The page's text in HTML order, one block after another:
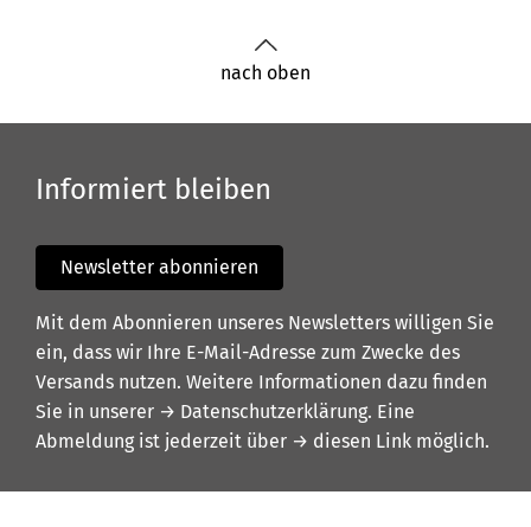
nach oben
Informiert bleiben
Newsletter abonnieren
Mit dem Abonnieren unseres Newsletters willigen Sie
ein, dass wir Ihre E-Mail-Adresse zum Zwecke des
Versands nutzen. Weitere Informationen dazu finden
Sie in unserer → Datenschutzerklärung. Eine
Abmeldung ist jederzeit über → diesen Link möglich.